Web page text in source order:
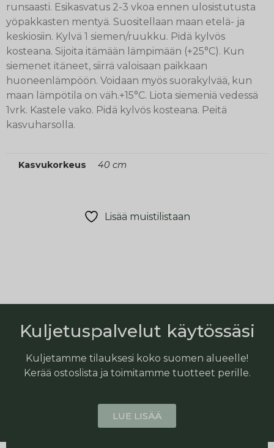
runsaasti. Esikasvatus 2-3 vkoa ennen ulosistutusta
yöpakkasten mentyä. Suositellaan maan etelä- ja
keskiosiin. Kylvä 1 siemen/ruukku. Pidä kylvös
kosteana. Sijoita itämään lämpimään (+25°C). Kun
siemenet itäneet, siirrä valoisaan paikkaan
huoneenlämpöön. Voidaan myös suorakylvää, kun
maan lämpötila on väh.+15°C. Liota siemeniä vedessä
1vrk. Kastele vako. Pidä kylvös kosteana. Peitä
kasvuharsolla.
Kasvukorkeus 40 cm
Lisää muistilistaan
Kuljetuspalvelut käytössäsi
Kuljetamme tilauksesi koko suomen alueelle!
Kerää ostoslista ja toimitamme tuotteet perille.
LUE LISÄÄ